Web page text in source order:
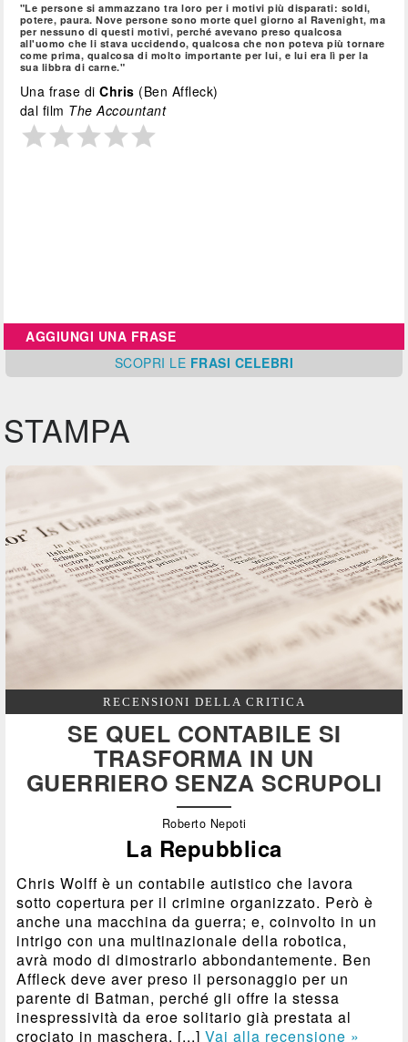
"Le persone si ammazzano tra loro per i motivi più disparati: soldi,
potere, paura. Nove persone sono morte quel giorno al Ravenight, ma
per nessuno di questi motivi, perché avevano preso qualcosa
all'uomo che li stava uccidendo, qualcosa che non poteva più tornare
come prima, qualcosa di molto importante per lui, e lui era lì per la
sua libbra di carne."
Una frase diChris (Ben Affleck)
dal film The Accountant
AGGIUNGI UNA FRASE
SCOPRI LE FRASI CELEBRI
STAMPA
RECENSIONI DELLA CRITICA
SE QUEL CONTABILE SI
TRASFORMA IN UN
GUERRIERO SENZA SCRUPOLI
Roberto Nepoti
La Repubblica
Chris Wolff è un contabile autistico che lavora
sotto copertura per il crimine organizzato. Però è
anche una macchina da guerra; e, coinvolto in un
intrigo con una multinazionale della robotica,
avrà modo di dimostrarlo abbondantemente. Ben
Affleck deve aver preso il personaggio per un
parente di Batman, perché gli offre la stessa
inespressività da eroe solitario già prestata al
crociato in maschera. [...]Vai alla recensione »